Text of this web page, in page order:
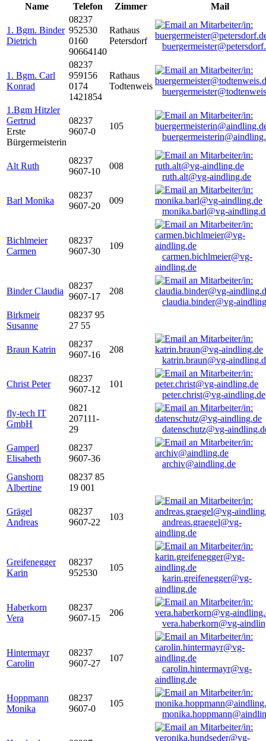
Name
Telefon Zimmer Mail
1. Bgm. Binder
Dietrich
08237
952530
0160
90664140
Rathaus
Petersdorf
1. Bgm. Carl
Konrad
08237
959156
0174
1421854
Rathaus
Todtenweis
1.Bgm Hitzler
Gertrud
Erste
Bürgermeisterin
08237
9607-0
105
Alt Ruth
08237
9607-10
008
ruth.alt@vg-aindling.de
Barl Monika
08237
9607-20
009
monika.barl@vg-
Bichlmeier
Carmen
08237
9607-30
109
carmen.bichlmeier@vg-
aindling.de
Binder Claudia
08237
9607-17
208
claudia.binder@vg-
Birkmeir
Susanne
08237 95
27 55
Braun Katrin
08237
9607-16
208
katrin.braun@vg-
Christ Peter
08237
9607-12
101
peter.christ@vg-aindling.de
fly-tech IT
GmbH
0821
207111-
29
datenschutz@vg-
Gamperl
Elisabeth
08237
9607-36
archiv@aindling.de
Ganshorn
Albertine
08237 85
19 001
Grägel
Andreas
08237
9607-22
103
andreas.graegel@vg-
aindling.de
Greifenegger
Karin
08237
952530
105
karin.greifenegger@vg-
aindling.de
Haberkorn
Vera
08237
9607-15
206
vera.haberkorn@vg-
Hintermayr
Carolin
08237
9607-27
107
carolin.hintermayr@vg-
aindling.de
Hoppmann
Monika
08237
9607-0
105